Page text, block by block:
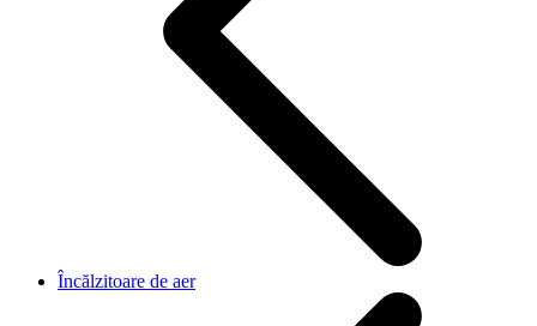
Încălzitoare de aer